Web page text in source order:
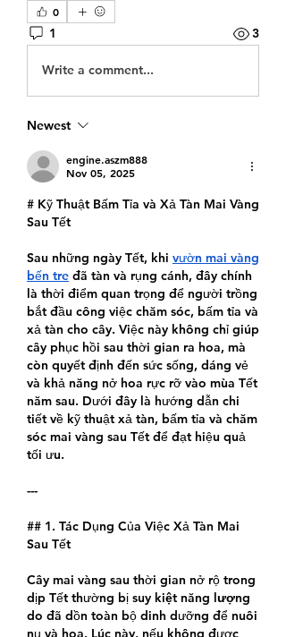
0
1 3
Write a comment...
Newest
engine.aszm888
Nov 05, 2025
# Kỹ Thuật Bấm Tỉa và Xả Tàn Mai Vàng
Sau Tết
Sau những ngày Tết, khi vườn mai vàng
bến tre đã tàn và rụng cánh, đây chính
là thời điểm quan trọng để người trồng
bắt đầu công việc chăm sóc, bấm tỉa và
xả tàn cho cây. Việc này không chỉ giúp
cây phục hồi sau thời gian ra hoa, mà
còn quyết định đến sức sống, dáng vẻ
và khả năng nở hoa rực rỡ vào mùa Tết
năm sau. Dưới đây là hướng dẫn chi
tiết về kỹ thuật xả tàn, bấm tỉa và chăm
sóc mai vàng sau Tết để đạt hiệu quả
tối ưu.
---
## 1. Tác Dụng Của Việc Xả Tàn Mai
Sau Tết
Cây mai vàng sau thời gian nở rộ trong
dịp Tết thường bị suy kiệt năng lượng
do đã dồn toàn bộ dinh dưỡng để nuôi